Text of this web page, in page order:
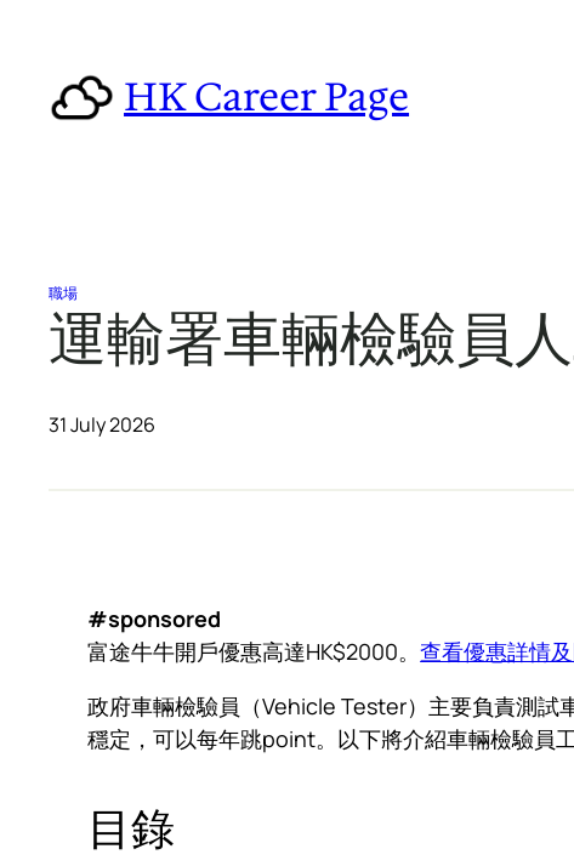
content
HK Career Page
職場
運輸署車輛檢驗員
31 July 2026
#sponsored
富途牛牛開戶優惠高達HK$2000。查看優惠詳情
政府車輛檢驗員（Vehicle Tester）主要負責測試
穩定，可以每年跳point。以下將介紹車輛檢驗員
目錄